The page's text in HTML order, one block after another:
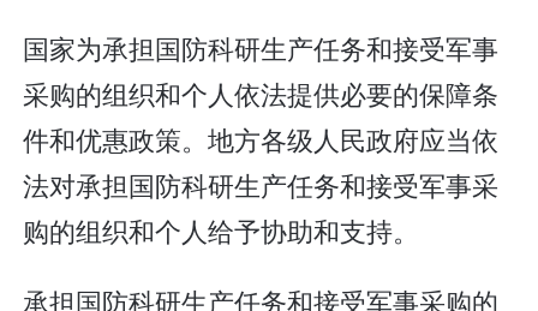
国家为承担国防科研生产任务和接受军事
采购的组织和个人依法提供必要的保障条
件和优惠政策。地方各级人民政府应当依
法对承担国防科研生产任务和接受军事采
购的组织和个人给予协助和支持。
承担国防科研生产任务和接受军事采购的